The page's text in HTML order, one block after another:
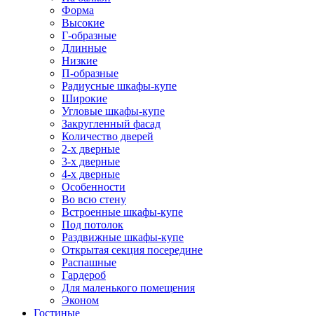
Форма
Высокие
Г-образные
Длинные
Низкие
П-образные
Радиусные шкафы-купе
Широкие
Угловые шкафы-купе
Закругленный фасад
Количество дверей
2-х дверные
3-х дверные
4-х дверные
Особенности
Во всю стену
Встроенные шкафы-купе
Под потолок
Раздвижные шкафы-купе
Открытая секция посередине
Распашные
Гардероб
Для маленького помещения
Эконом
Гостиные